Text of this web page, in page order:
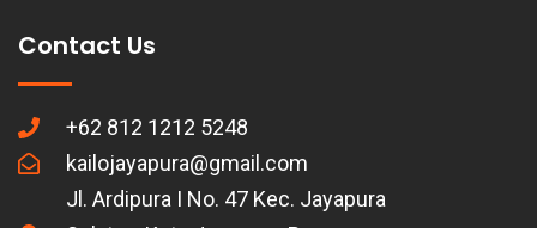
Contact Us
+62 812 1212 5248
kailojayapura@gmail.com
Jl. Ardipura I No. 47 Kec. Jayapura